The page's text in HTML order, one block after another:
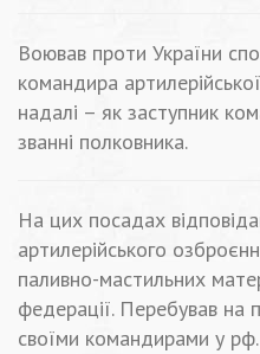
Воював проти України
командира
надалі – як заступник
званні полковника.
На цих посадах
артилерійського
паливно-мастильних
федерації. Перебував на
своїми командирами у рф.